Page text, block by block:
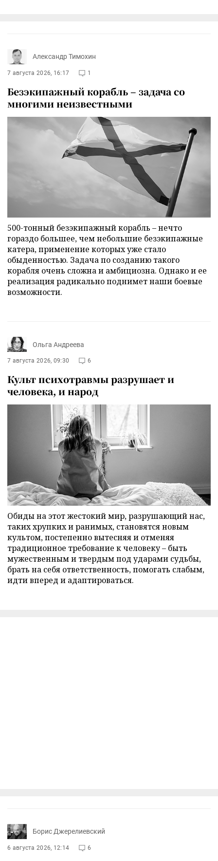
Александр Тимохин
7 августа 2026, 16:17 1
Безэкипажный корабль – задача со
многими неизвестными
500-тонный безэкипажный корабль – нечто
гораздо большее, чем небольшие безэкипажные
катера, применение которых уже стало
обыденностью. Задача по созданию такого
корабля очень сложна и амбициозна. Однако и ее
реализация радикально поднимет наши боевые
возможности.
Ольга Андреева
7 августа 2026, 09:30 6
Культ психотравмы разрушает и
человека, и народ
Обиды на этот жестокий мир, разрушающий нас,
таких хрупких и ранимых, становятся новым
культом, постепенно вытесняя и отменяя
традиционное требование к человеку – быть
мужественным и твердым под ударами судьбы,
брать на себя ответственность, помогать слабым,
идти вперед и адаптироваться.
Борис Джерелиевский
6 августа 2026, 12:14 6